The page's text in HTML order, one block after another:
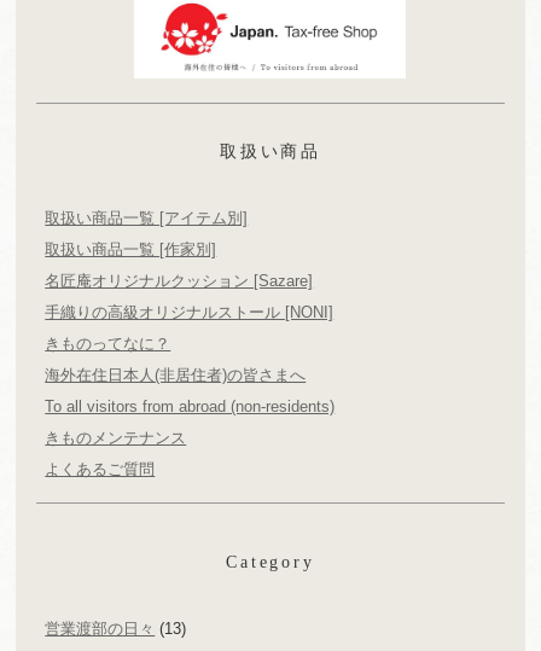
取扱い商品
取扱い商品一覧 [アイテム別]
取扱い商品一覧 [作家別]
名匠庵オリジナルクッション [Sazare]
手織りの高級オリジナルストール [NONI]
きものってなに？
海外在住日本人(非居住者)の皆さまへ
To all visitors from abroad (non-residents)
きものメンテナンス
よくあるご質問
Category
営業渡部の日々 (13)